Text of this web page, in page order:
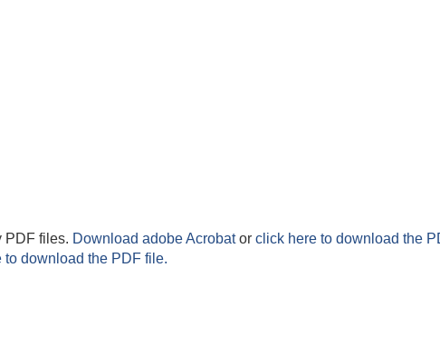
PDF files. Download adobe Acrobator click here to download the
to download the PDF file.